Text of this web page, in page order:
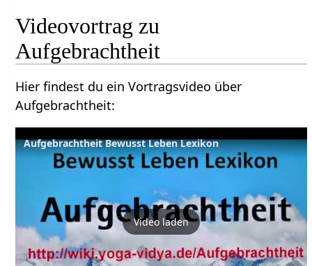
Videovortrag zu
Hier findest du ein Vortragsvideo über
Aufgebrachtheit‏‎:
Aufgebrachtheit Bewusst Leben Lexikon
Video laden